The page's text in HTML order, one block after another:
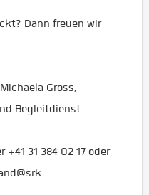
Dann freuen wir
Gross,
Begleitdienst
+41 31 384 02 17 oder